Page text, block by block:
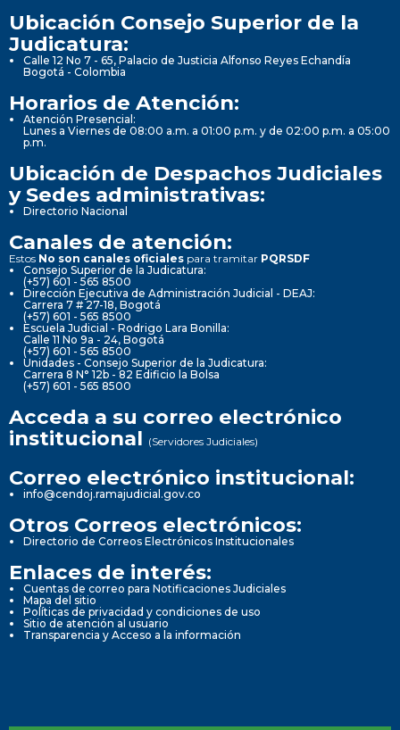
Ubicación Consejo Superior de la
Judicatura:
Calle 12 No 7 - 65, Palacio de Justicia Alfonso Reyes Echandía
Bogotá - Colombia
Horarios de Atención:
Atención Presencial:
Lunes a Viernes de 08:00 a.m. a 01:00 p.m. y de 02:00 p.m. a 05:00
p.m.
Ubicación de Despachos Judiciales
y Sedes administrativas:
Directorio Nacional
Canales de atención:
Estos No son canales oficiales para tramitar PQRSDF
Consejo Superior de la Judicatura:
(+57) 601 - 565 8500
Dirección Ejecutiva de Administración Judicial - DEAJ:
Carrera 7 # 27-18, Bogotá
(+57) 601 - 565 8500
Escuela Judicial - Rodrigo Lara Bonilla:
Calle 11 No 9a - 24, Bogotá
(+57) 601 - 565 8500
Unidades - Consejo Superior de la Judicatura:
Carrera 8 N° 12b - 82 Edificio la Bolsa
(+57) 601 - 565 8500
Acceda a su correo electrónico
institucional (Servidores Judiciales)
Correo electrónico institucional:
info@cendoj.ramajudicial.gov.co
Otros Correos electrónicos:
Directorio de Correos Electrónicos Institucionales
Enlaces de interés:
Cuentas de correo para Notificaciones Judiciales
Mapa del sitio
Políticas de privacidad y condiciones de uso
Sitio de atención al usuario
Transparencia y Acceso a la información